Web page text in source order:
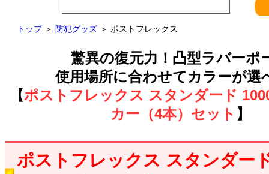
トップ＞ 防犯グッズ ＞ ポストフレックス
驚異の復元力！凸型ラバーポ
使用場所に合わせてカラーが選
【ポストフレックス スタンダード
カー（4本）セット 】
ポストフレックス スタンダー